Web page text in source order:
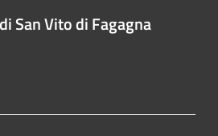
San Vito di Fagagna